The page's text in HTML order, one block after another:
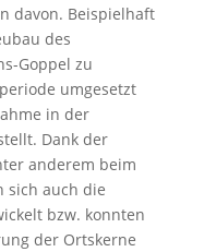
davon. Beispielhaft
des
Goppel zu
umgesetzt
in der
Dank der
anderem beim
sich auch die
bzw. konnten
der Ortskerne